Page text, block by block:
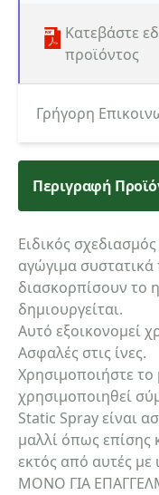
Κατεβάστε
προϊόντος
Γρήγορη
Κατηγορία
Όνομα
Τηλέφωνο
email
Περιγραφή
Ειδικός
αγώγιμα
διασκορπίσουν το
δημιουργείται.
Αυτό εξοικονομεί
Ασφαλές στις ίνες.
Χρησιμοποιήστε το
χρησιμοποιηθεί
Static Spray είναι
μαλλί όπως επίσης
εκτός από αυτές
ΜΟΝΟ ΓΙΑ